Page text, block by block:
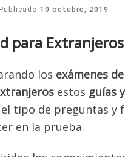
Publicado 10 octubre, 2019
para
los exámenes
estos guías
tipo de preguntas y
en la prueba.